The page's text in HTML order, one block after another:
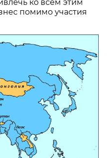
ко всем этим
помимо участия